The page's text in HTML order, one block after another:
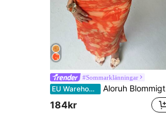
#Sommarklänningar
EU Warehouse Aloruh Blommigt tryckt spaghettibands-åtsittande sjöjungfru-orange maxiklänning, elegant för semester, bohemiska kläder, bodycon-klänning
184kr